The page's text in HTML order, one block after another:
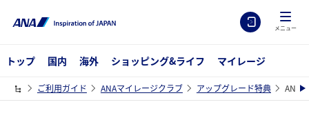
メニュー
トップ 国内 海外 ショッピング&ライフ マイレージ
ご利用ガイド ANAマイレージクラブ アップグレード特典 ANA